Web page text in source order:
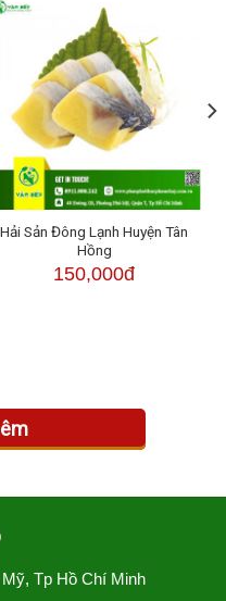
Hải Sản Đông Lạnh Huyện Tân
Hồng
150,000đ
Tp Hồ Chí Minh